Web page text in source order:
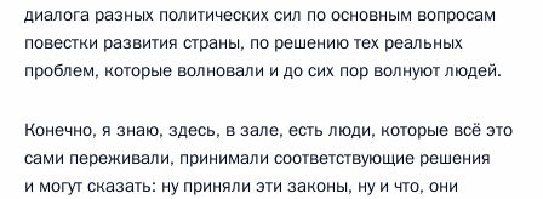
диалога разных политических сил по основным вопросам
повестки развития страны, по решению тех реальных
проблем, которые волновали и до сих пор волнуют людей.
Конечно, я знаю, здесь, в зале, есть люди, которые всё это
сами переживали, принимали соответствующие решения
и могут сказать: ну приняли эти законы, ну и что, они